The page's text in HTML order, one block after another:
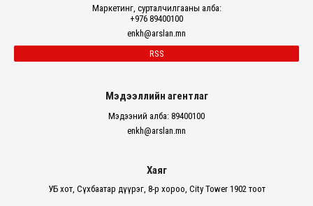
Маркетинг, сурталчилгааны алба:
+976 89400100
enkh@arslan.mn
RSS
Мэдээллийн агентлаг
Мэдээний алба: 89400100
enkh@arslan.mn
Хаяг
УБ хот, Сүхбаатар дүүрэг, 8-р хороо, City Tower 1902 тоот